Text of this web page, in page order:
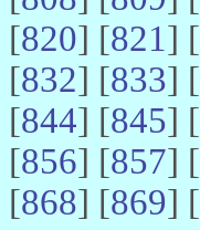
[820] [821] [
[832] [833] [
[844] [845] [
[856] [857] [
[868] [869] [